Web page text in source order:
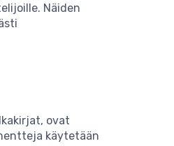
Näiden
ovat
käytetään